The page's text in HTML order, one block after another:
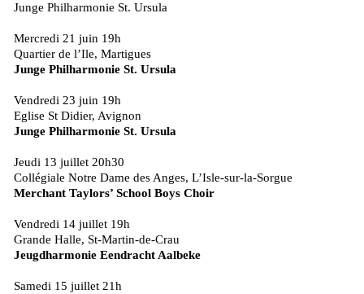
Junge Philharmonie St. Ursula
Mercredi 21 juin 19h
Quartier de l’Ile, Martigues
Junge Philharmonie St. Ursula
Vendredi 23 juin 19h
Eglise St Didier, Avignon
Junge Philharmonie St. Ursula
Jeudi 13 juillet 20h30
Collégiale Notre Dame des Anges, L’Isle-sur-la-Sorgue
Merchant Taylors’ School Boys Choir
Vendredi 14 juillet 19h
Grande Halle, St-Martin-de-Crau
Jeugdharmonie Eendracht Aalbeke
Samedi 15 juillet 21h